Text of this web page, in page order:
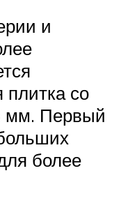
и
плитка со
мм. Первый
более